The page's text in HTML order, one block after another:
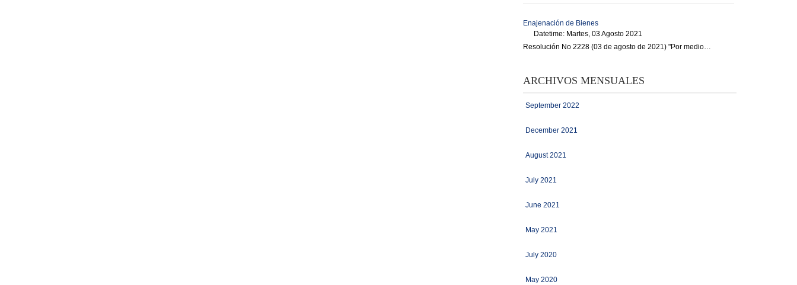
Enajenación de Bienes
Datetime: Martes, 03 Agosto 2021
Resolución No 2228 (03 de agosto de 2021) "Por medio…
ARCHIVOS MENSUALES
September 2022
December 2021
August 2021
July 2021
June 2021
May 2021
July 2020
May 2020